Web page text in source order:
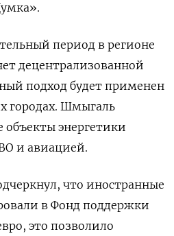
период в регионе
децентрализованной
подход будет применен
городах. Шмыгаль
объекты энергетики
и авиацией.
что иностранные
в Фонд поддержки
это позволило